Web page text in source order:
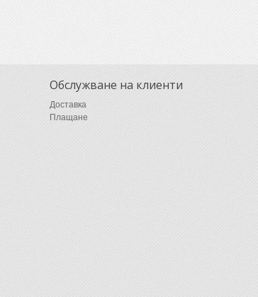
Обслужване на клиенти
Доставка
Плащане